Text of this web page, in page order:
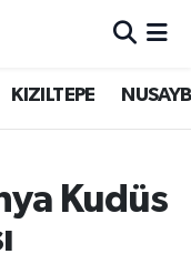
KIZILTEPE
Kudüs